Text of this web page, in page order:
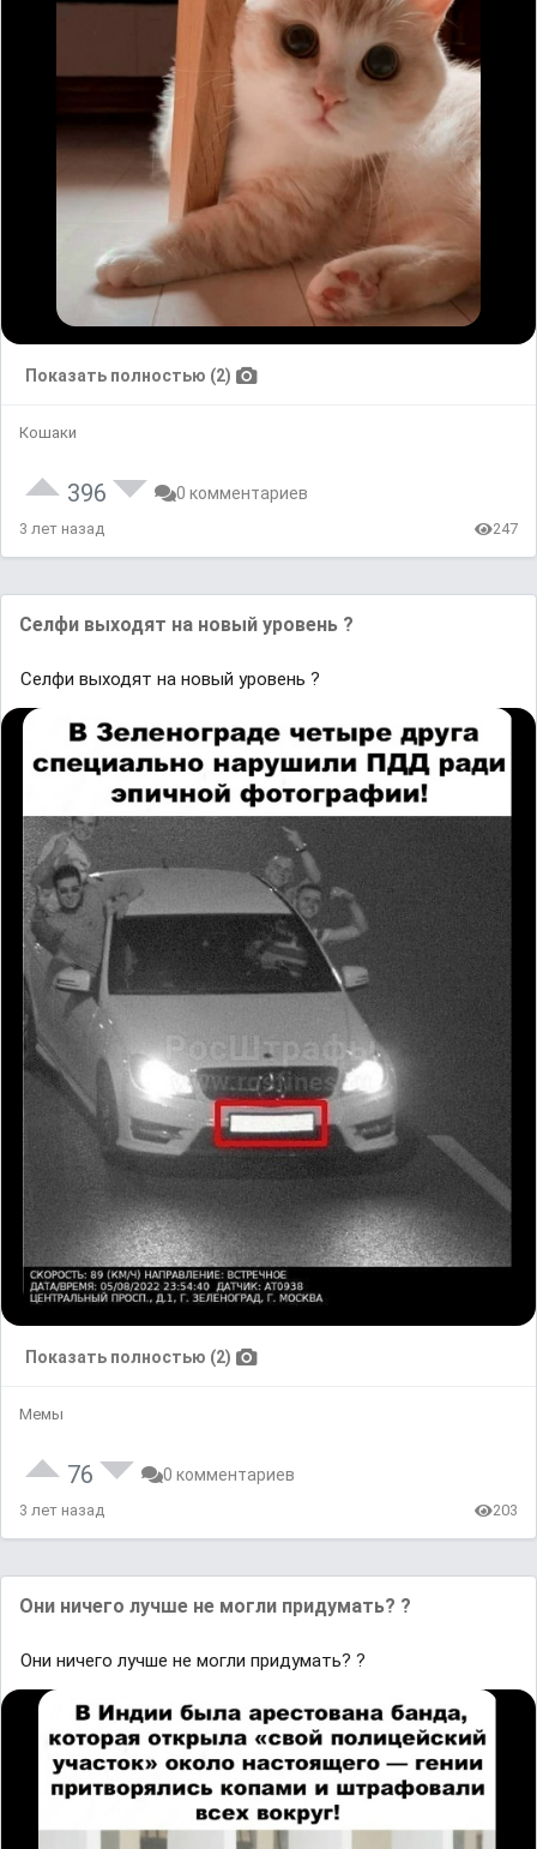
Показать полностью (2)
Кошаки
396 0 комментариев
3 лет назад 247
Селфи выходят на новый уровень ?
Селфи выходят на новый уровень ?
Показать полностью (2)
Мемы
76 0 комментариев
3 лет назад 203
Они ничего лучше не могли придумать? ?
Они ничего лучше не могли придумать? ?